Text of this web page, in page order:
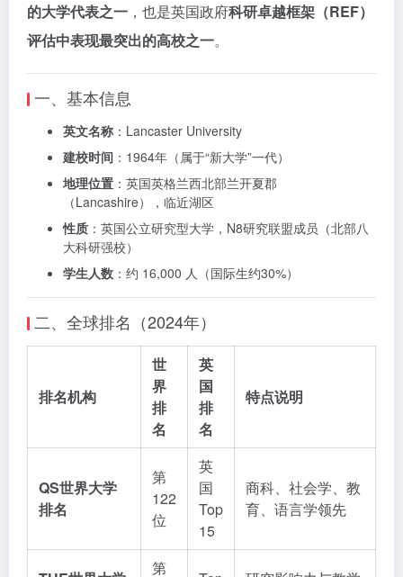
的大学代表之一 ，也是英国政府科研卓越框架（REF）
评估中表现最突出的高校之一。
一、基本信息
英文名称 ：Lancaster University
建校时间 ：1964年（属于“新大学”一代）
地理位置 ：英国英格兰西北部兰开夏郡
（Lancashire），临近湖区
性质 ：英国公立研究型大学，N8研究联盟成员（北部八
大科研强校）
学生人数 ：约 16,000 人（国际生约30%）
二、全球排名（2024年）
排名机构
世
界
排
名
英
国
排
名
特点说明
QS世界大学
排名
第
122
位
英
国
Top
15
商科、社会学、教
育、语言学领先
第